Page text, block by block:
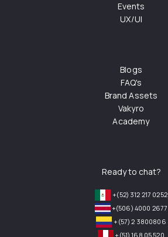
Events
UX/UI
Blogs
FAQ's
Brand Assets
Vakyro
Academy
Ready to chat?
+(52) 312 217 0252
+(506) 4000 2677
+(57) 2 3800806
+(51) 168 05 520